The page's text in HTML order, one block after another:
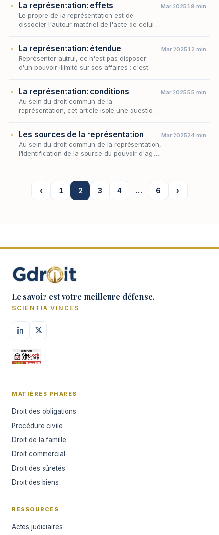
de…
La représentation: effets
Le propre de la représentation est de
dissocier l'auteur matériel de l'acte de celui
q…
Mar 202519 min
La représentation: étendue
Représenter autrui, ce n'est pas disposer
d'un pouvoir illimité sur ses affaires : c'est
Mar 202512 min
La représentation: conditions
Au sein du droit commun de la
représentation, cet article isole une question
la volon…
Mar 202555 min
Les sources de la représentation
Au sein du droit commun de la représentation,
l'identification de la source du pouvoir d'agir
Mar 202524 min
‹ 1 2 3 4 … 6 ›
Le savoir est votre meilleure défense.
SCIENTIA VINCES
MATIÈRES PHARES
Droit des obligations
Procédure civile
Droit de la famille
Droit commercial
Droit des sûretés
Droit des biens
RESSOURCES
Actes judiciaires